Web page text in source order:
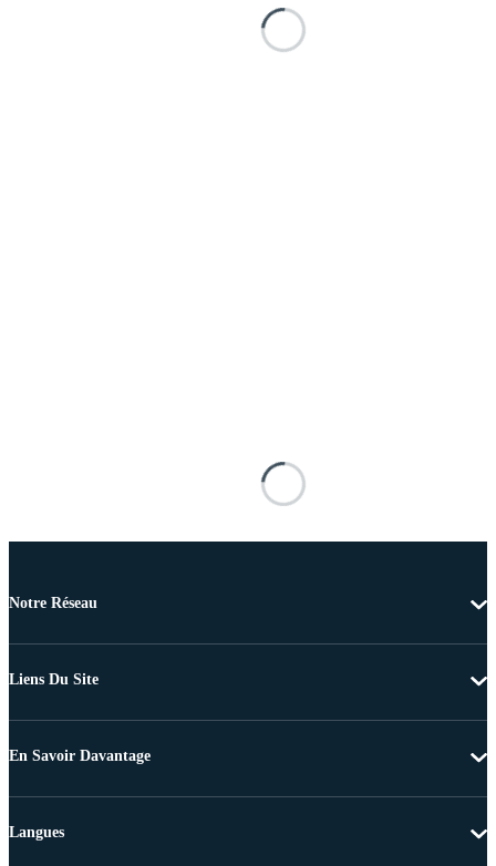
Notre Réseau
Liens Du Site
En Savoir Davantage
Langues